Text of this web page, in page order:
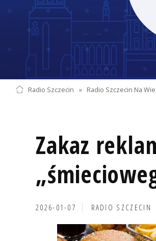
Radio Szczecin » Radio Szczecin Na
Zakaz
2026-01-07 RADIO SZCZECIN